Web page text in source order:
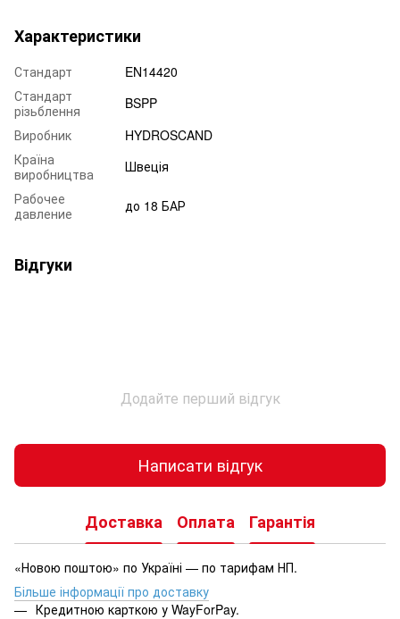
Характеристики
Стандарт
EN14420
Стандарт
різьблення
BSPP
Виробник
HYDROSCAND
Країна
виробництва
Швеція
Рабочее
давление
до 18 БАР
Відгуки
Додайте перший відгук
Написати відгук
Доставка Оплата Гарантія
«Новою поштою» по Україні — по тарифам НП.
Більше інформації про доставку
Кредитною карткою у WayForPay.